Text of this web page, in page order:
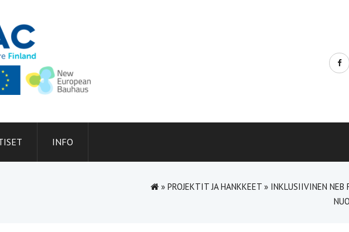
INFO
» PROJEKTIT JA HANKKEET» INKLUSIIVINEN NEB